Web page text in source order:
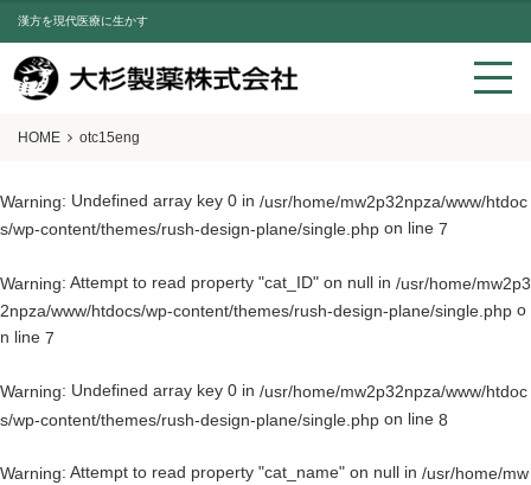
漢方を現代医療に生かす
HOME otc15eng
Warning: Undefined array key 0 in /usr/home/mw2p32npza/www/htdoc
s/wp-content/themes/rush-design-plane/single.php on line 7
Warning: Attempt to read property "cat_ID" on null in /usr/home/mw2p3
2npza/www/htdocs/wp-content/themes/rush-design-plane/single.php o
n line 7
Warning: Undefined array key 0 in /usr/home/mw2p32npza/www/htdoc
s/wp-content/themes/rush-design-plane/single.php on line 8
Warning: Attempt to read property "cat_name" on null in /usr/home/mw